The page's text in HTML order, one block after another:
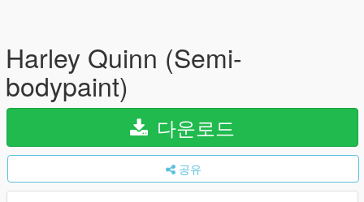
Harley Quinn (Semi-
bodypaint)
다운로드
공유